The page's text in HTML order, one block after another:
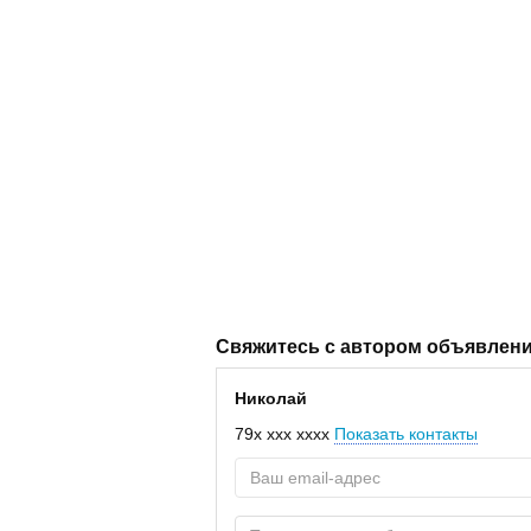
Свяжитесь с автором
Николай
79x xxx xxxx Показать контакты